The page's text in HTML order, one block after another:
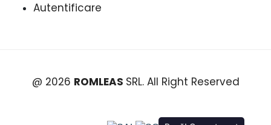
Autentificare
@ 2026 ROMLEAS SRL. All Right Reserved